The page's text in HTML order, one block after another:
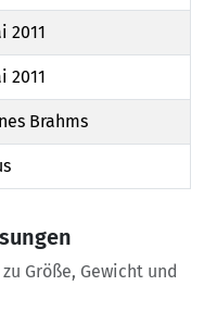
2011
2011
Brahms
Größe, Gewicht und